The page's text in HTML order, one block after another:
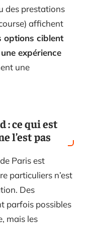
des prestations
affichent
options ciblent
expérience
une
: ce qui est
l’est pas
Paris est
particuliers n’est
Des
parfois possibles
mais les